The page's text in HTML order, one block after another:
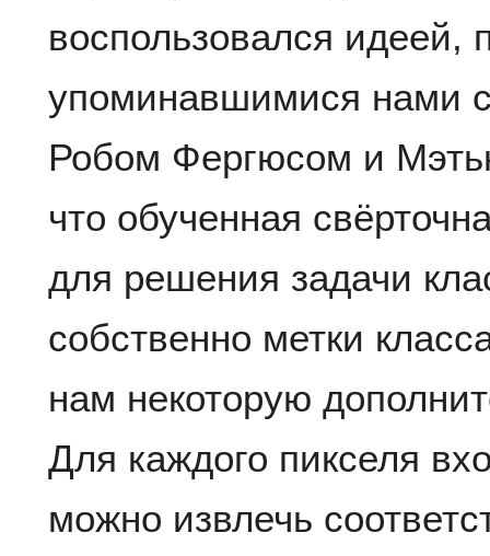
воспользовался идеей,
упоминавшимися нами
Робом Фергюсом и
что обученная
для решения задачи
собственно метки
нам некоторую
Для каждого пикселя
можно извлечь